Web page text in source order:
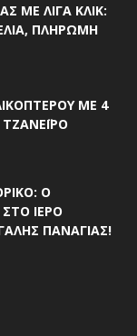
ΜΕ ΛΊΓΑ ΚΛΙΚ:
ΠΛΗΡΩΜΉ
ΜΕ 4
Ο
ΙΕΡΌ
ΠΑΝΑΓΊΑΣ!